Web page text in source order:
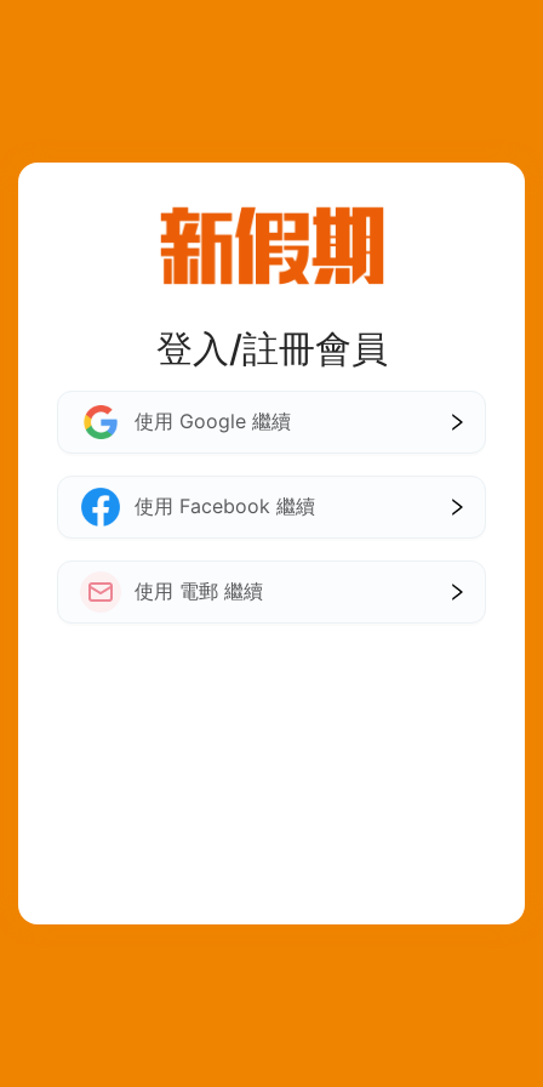
登入/註冊會員
使用 Google 繼續
使用 Facebook 繼續
使用 電郵 繼續